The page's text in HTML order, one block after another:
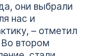
они выбрали
нас и
– отметил
втором